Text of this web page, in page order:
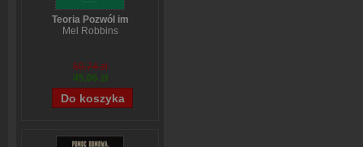
Teoria Pozwól im
Mel Robbins
59,74 zł
45,06 zł